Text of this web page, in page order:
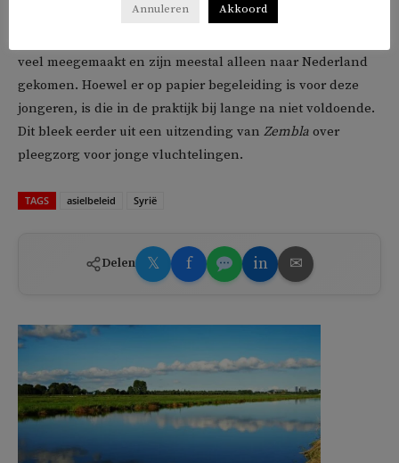
veel meegemaakt en zijn meestal alleen naar Nederland
gekomen. Hoewel er op papier begeleiding is voor deze
jongeren, is die in de praktijk bij lange na niet voldoende.
Dit bleek eerder uit een uitzending van Zembla over
pleegzorg voor jonge vluchtelingen.
TAGS asielbeleid Syrië
Delen 𝕏 f in ✉
Annuleren Akkoord